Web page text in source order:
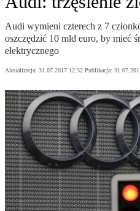
Audi wymieni czterech z 7
oszczędzić 10 mld euro, by mieć
elektrycznego
Aktualizacja: 31.07.2017 12:32 Publikacja: